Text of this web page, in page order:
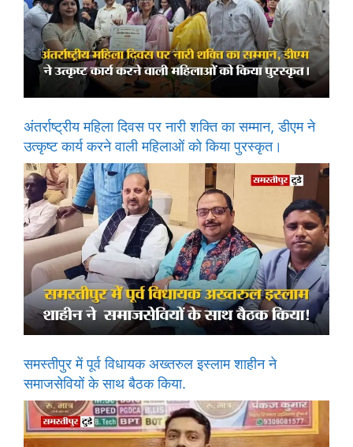
अंतर्राष्ट्रीय महिला दिवस पर नारी शक्ति का सम्मान, डीएम ने
उत्कृष्ट कार्य करने वाली महिलाओं को किया पुरस्कृत।
समस्तीपुर में पूर्व विधायक अख्तरुल इस्लाम शाहीन ने
समाजसेवियों के साथ बैठक किया.